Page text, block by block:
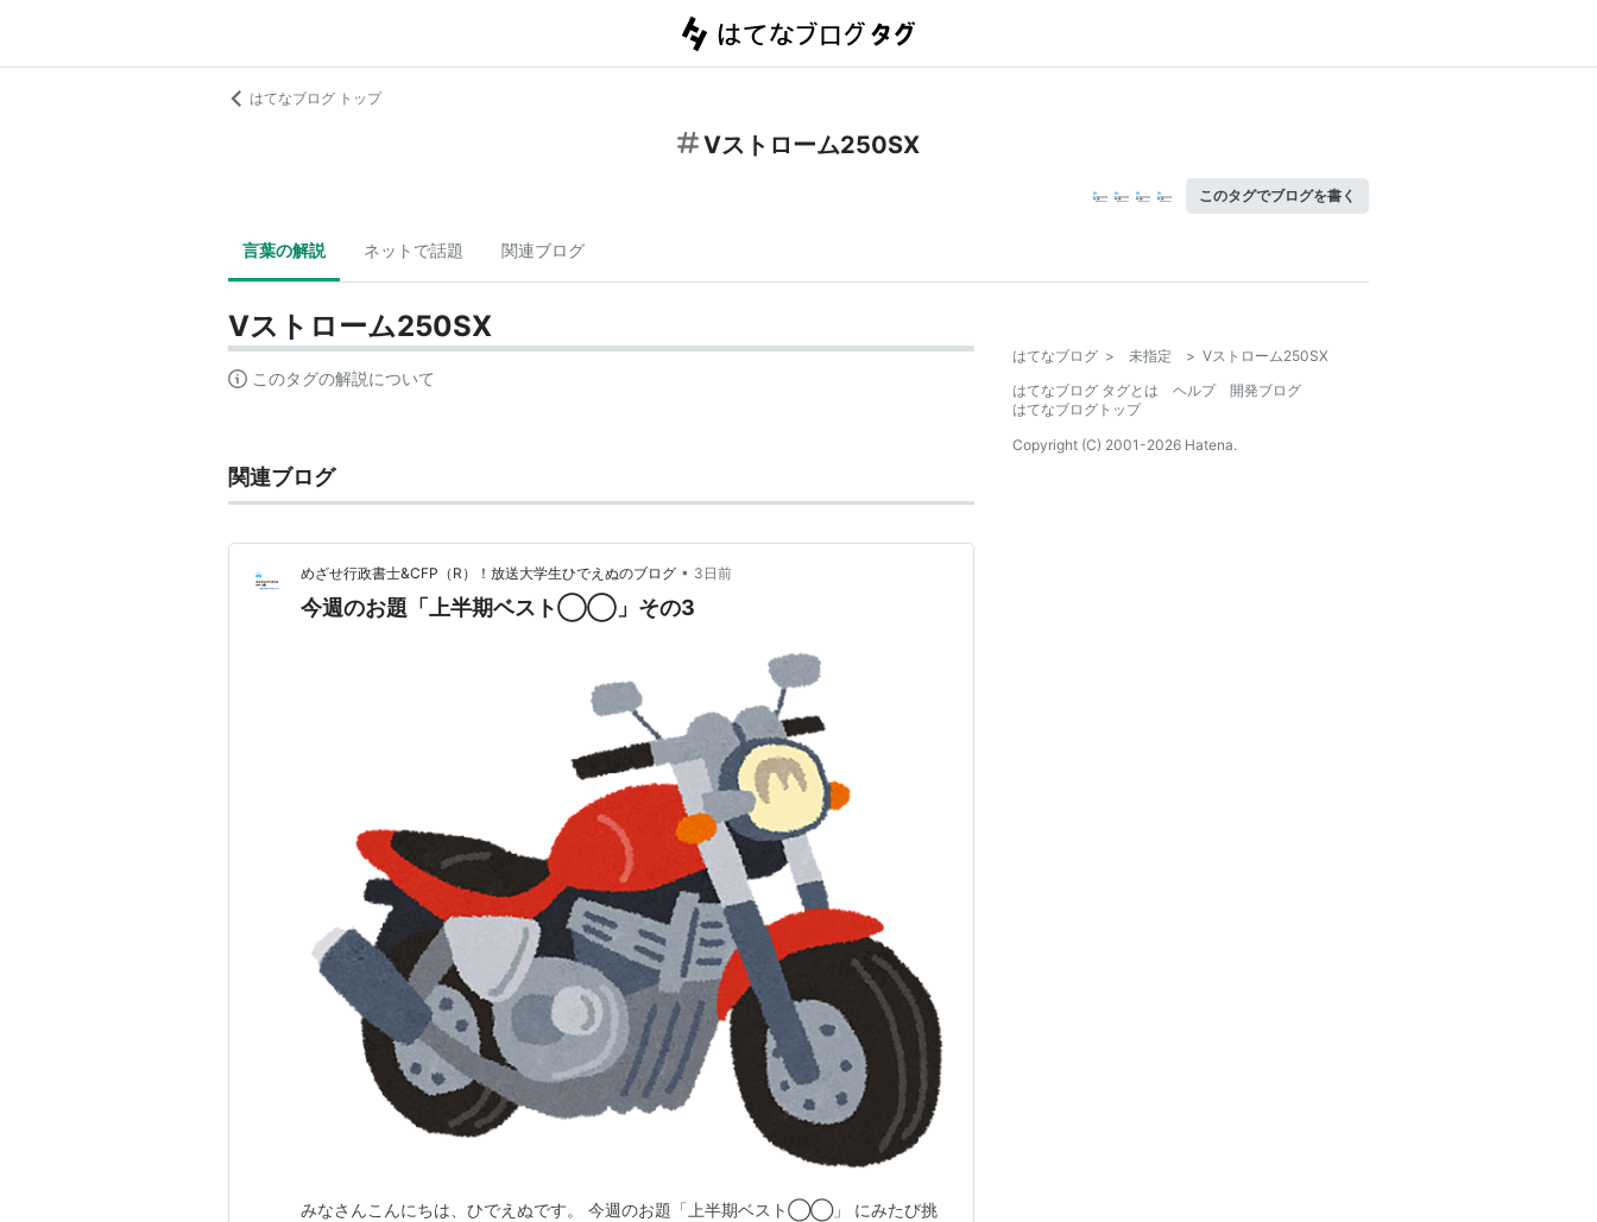
はてなブログ トップ
Vストローム250SX
このタグでブログを書く
言葉の解説 ネットで話題 関連ブログ
Vストローム250SX
このタグの解説について
関連ブログ
めざせ行政書士&CFP（R）！放送大学生ひでえぬのブログ • 3日前
今週のお題「上半期ベスト◯◯」その3
みなさんこんにちは、ひでえぬです。 今週のお題「上半期ベスト◯◯」 にみたび挑
はてなブログ > 未指定 > Vストローム250SX
はてなブログ タグとは
ヘルプ
開発ブログ
はてなブログトップ
Copyright (C) 2001-2026 Hatena.